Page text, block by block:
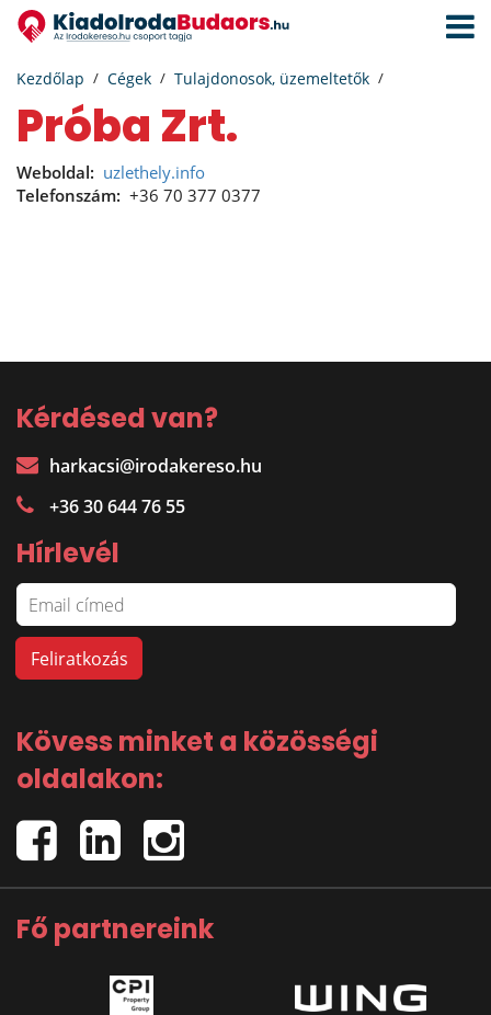
Kezdőlap Cégek Tulajdonosok, üzemeltetők
Próba Zrt.
Weboldal: uzlethely.info
Telefonszám: +36 70 377 0377
Kérdésed van?
harkacsi@irodakereso.hu
+36 30 644 76 55
Hírlevél
Kövess minket a közösségi
oldalakon:
Fő partnereink